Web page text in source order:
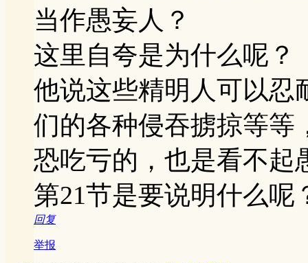
当作愚妄人？
这里自夸是为什么呢？
他说这些精明人可以忍
们的各种侵吞掳掠等等
恐吃亏的，也是看不起
第21节是要说明什么呢
回复
举报